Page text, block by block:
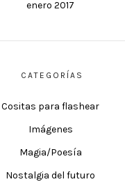
enero 2017
CATEGORÍAS
Cositas para flashear
Imágenes
Magia/Poesía
Nostalgia del futuro